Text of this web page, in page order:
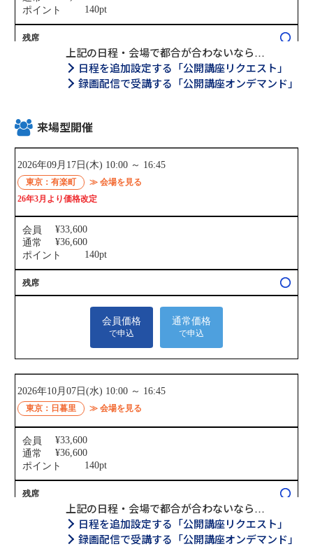
上記の日程・会場で都合が合わないなら…
日程を追加設定する「公開講座リクエスト」
録画配信で受講する「公開講座オンデマンド」
来場型開催
上記の日程・会場で都合が合わないなら…
日程を追加設定する「公開講座リクエスト」
録画配信で受講する「公開講座オンデマンド」